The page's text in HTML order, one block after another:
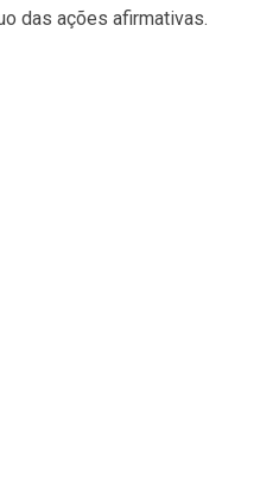
das ações afirmativas.